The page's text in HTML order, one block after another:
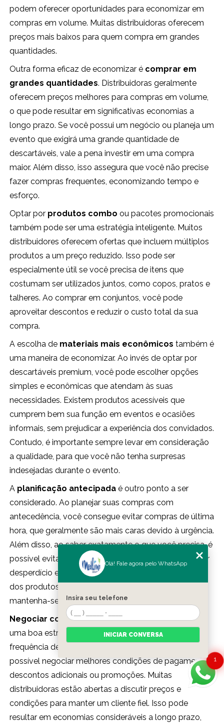
podem oferecer oportunidades para economizar em
compras em volume. Muitas distribuidoras oferecem
preços mais baixos para quem compra em grandes
quantidades.
Outra forma eficaz de economizar é comprar em
grandes quantidades. Distribuidoras geralmente
oferecem preços melhores para compras em volume,
o que pode resultar em significativas economias a
longo prazo. Se você possui um negócio ou planeja um
evento que exigirá uma grande quantidade de
descartáveis, vale a pena investir em uma compra
maior. Além disso, isso assegura que você não precise
fazer compras frequentes, economizando tempo e
esforço.
Optar por produtos combo ou pacotes promocionais
também pode ser uma estratégia inteligente. Muitos
distribuidores oferecem ofertas que incluem múltiplos
produtos a um preço reduzido. Isso pode ser
especialmente útil se você precisa de itens que
costumam ser utilizados juntos, como copos, pratos e
talheres. Ao comprar em conjuntos, você pode
aproveitar descontos e reduzir o custo total da sua
compra.
A escolha de materiais mais econômicos também é
uma maneira de economizar. Ao invés de optar por
descartáveis premium, você pode escolher opções
simples e econômicas que atendam às suas
necessidades. Existem produtos acessíveis que
cumprem bem sua função em eventos e ocasiões
informais, sem prejudicar a experiência dos convidados.
Contudo, é importante sempre levar em consideração
a qualidade, para que você não tenha surpresas
indesejadas durante o evento.
A planificação antecipada é outro ponto a ser
considerado. Ao planejar suas compras com
antecedência, você consegue evitar compras de última
hora, que geralmente são mais caras devido à urgência.
Além disso, ao saber exatamente o que você precisa, é
possível evitar compras por impulso que podem gerar
desperdício e custos extras. Faça uma lista detalhada
dos produtos descartáveis que você precisa e
mantenha-se fiel a ela durante a compra.
Negociar com fornecedorestambém pode ser
uma boa estratégia. Se você costuma comprar com
frequência de um determinado fornecedor, pode ser
possível negociar melhores condições de pagamento,
descontos adicionais ou promoções. Muitas
distribuidoras estão abertas a discutir preços e
condições para manter um cliente fiel. Isso pode
resultar em economias consideráveis a longo prazo,
1
Olá! Fale agora pelo WhatsApp
Insira seu telefone
INICIAR CONVERSA